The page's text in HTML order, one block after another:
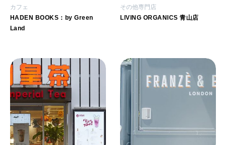
カフェ
HADEN BOOKS：by Green
Land
その他専門店
LIVING ORGANICS 青山店